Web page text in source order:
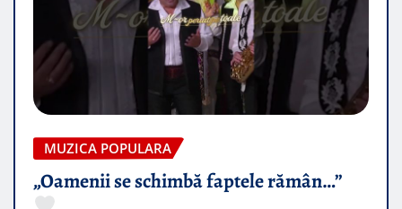
MUZICA POPULARA
„Oamenii se schimbă faptele rămân…”